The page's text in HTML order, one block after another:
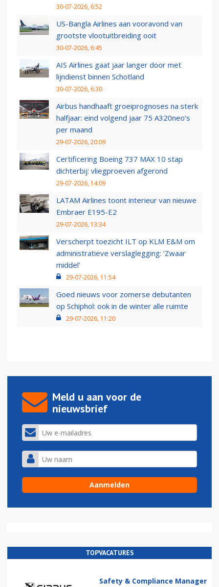
30-07-2026, 6:52
US-Bangla Airlines aan vooravond van
grootste vlootuitbreiding ooit
30-07-2026, 6:45
AIS Airlines gaat jaar langer door met
lijndienst binnen Schotland
30-07-2026, 6:30
Airbus handhaaft groeiprognoses na sterk
halfjaar: eind volgend jaar 75 A320neo’s
per maand
29-07-2026, 20:09
Certificering Boeing 737 MAX 10 stap
dichterbij: vliegproeven afgerond
29-07-2026, 14:09
LATAM Airlines toont interieur van nieuwe
Embraer E195-E2
29-07-2026, 13:34
Verscherpt toezicht ILT op KLM E&M om
administratieve verslaglegging: ‘Zwaar
middel’
29-07-2026, 11:54
Goed nieuws voor zomerse debutanten
op Schiphol: ook in de winter alle ruimte
29-07-2026, 11:20
Meld u aan voor de
nieuwsbrief
TOPVACATURES
Safety & Compliance Manager